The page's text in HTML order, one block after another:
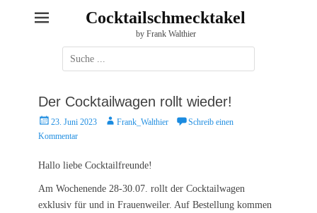
Cocktailschmecktakel
by Frank Walthier
Suche
nach:
Der Cocktailwagen rollt wieder!
P
o
t
d
o
23. Juni 2023
A
o
Frank_Walthier
Schreib einen
Kommentar
Hallo liebe Cocktailfreunde!
Am Wochenende 28-30.07. rollt der Cocktailwagen
exklusiv für und in Frauenweiler. Auf Bestellung kommen